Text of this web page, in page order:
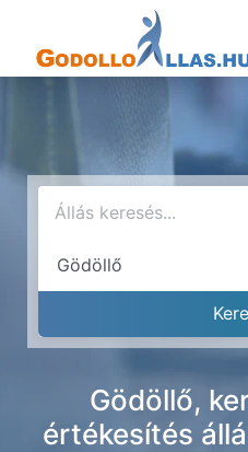
Gödöllő,
értékesítés